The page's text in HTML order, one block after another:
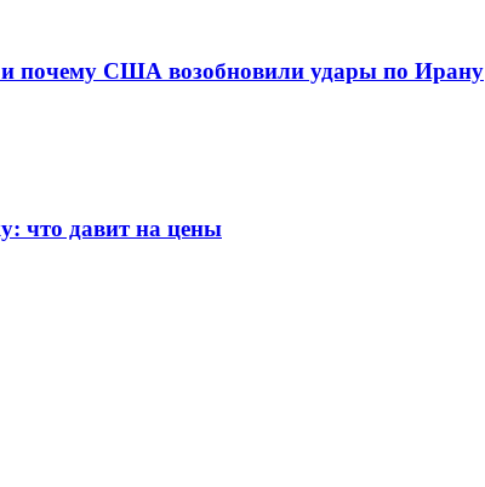
почему США возобновили удары по Ирану
что давит на цены